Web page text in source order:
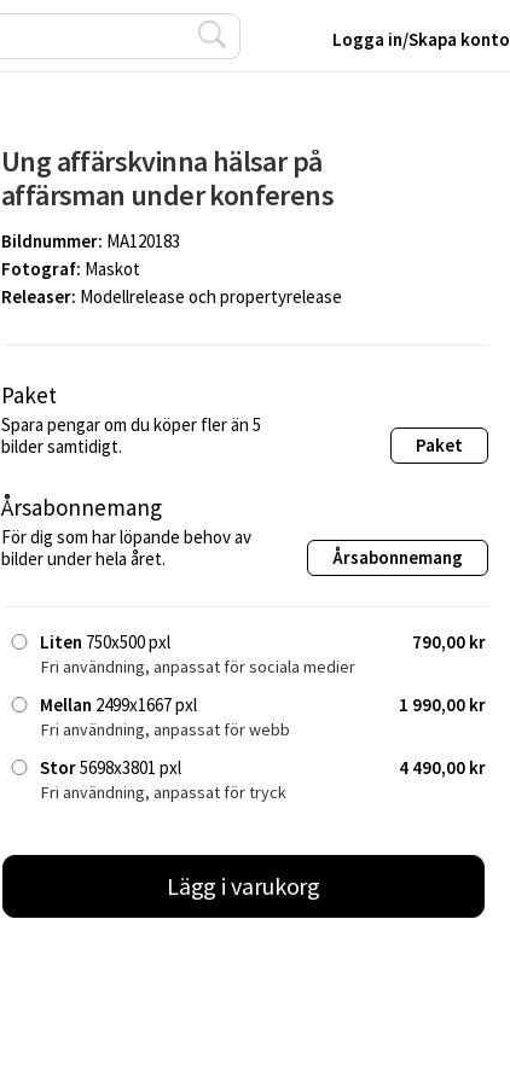
Logga in/Skapa konto
Ung affärskvinna hälsar på
affärsman under konferens
Bildnummer: MA120183
Fotograf: Maskot
Releaser: Modellrelease och propertyrelease
Paket
Spara pengar om du köper fler än 5
bilder samtidigt.
Paket
Årsabonnemang
För dig som har löpande behov av
bilder under hela året.
Årsabonnemang
Liten 750x500 pxl 790,00 kr
Fri användning, anpassat för sociala medier
Mellan 2499x1667 pxl 1 990,00 kr
Fri användning, anpassat för webb
Stor5698x3801 pxl 4 490,00 kr
Fri användning, anpassat för tryck
Lägg i varukorg